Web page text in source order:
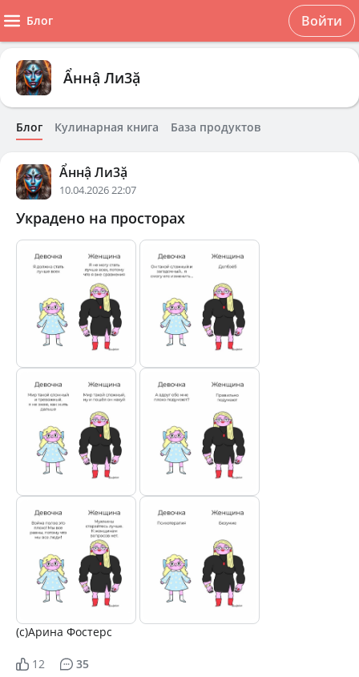
Блог Войти
Ẩннậ Ли3ặ
Блог Кулинарная книга База продуктов
Ẩннậ Ли3ặ
10.04.2026 22:07
Украдено на просторах
(с)Арина Фостерс
12 35